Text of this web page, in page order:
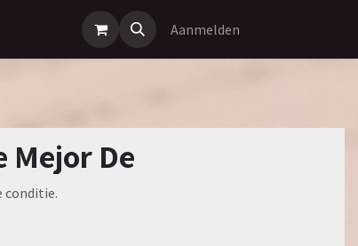
Aanmelden
Mejor De
conditie.